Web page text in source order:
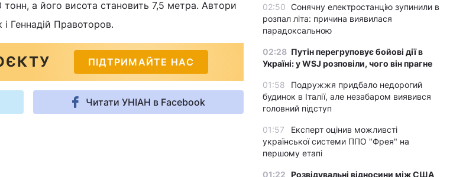
а його висота становить 7,5 метра. Автори
Геннадій Правоторов.
ПІДТРИМАЙТЕ НАС
Читати УНІАН в Facebook
02:50 Сонячну електростанцію зупинили в
розпал літа: причина виявилася
парадоксальною
02:28 Путін перегруповує бойові дії в
Україні: у WSJ розповіли, чого він прагне
01:58
Подружжя придбало недорогий
будинок в Італії, але незабаром виявився
головний підступ
01:57
Експерт оцінив можливсті
української системи ППО "Фрея" на
першому етапі
01:22 Розвідувальні відносини між США